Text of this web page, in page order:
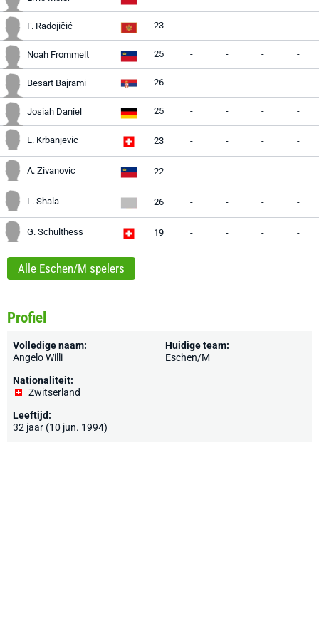
F. Radojičić 23 - - - -
Noah Frommelt 25 - - - -
Besart Bajrami 26 - - - -
Josiah Daniel 25 - - - -
L. Krbanjevic 23 - - - -
A. Zivanovic 22 - - - -
L. Shala 26 - - - -
G. Schulthess 19 - - - -
Alle Eschen/M spelers
Profiel
Volledige naam:
Angelo Willi
Nationaliteit:
Zwitserland
Leeftijd:
32 jaar (10 jun. 1994)
Huidige team:
Eschen/M